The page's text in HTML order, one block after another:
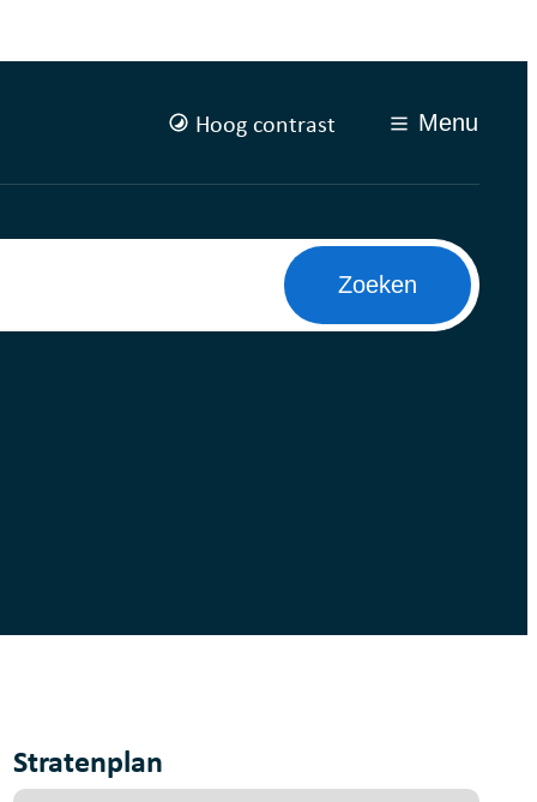
Hoog contrast Menu
Zoeken
Stratenplan